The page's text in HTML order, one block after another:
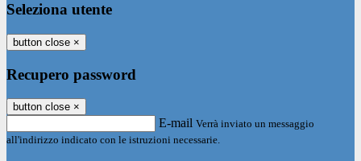
Seleziona utente
button close ×
Recupero password
button close ×
E-mail Verrà inviato un messaggio
all'indirizzo indicato con le istruzioni necessarie.